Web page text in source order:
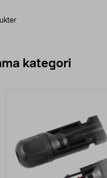
kategori